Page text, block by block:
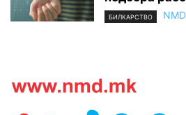
БИЛКАРСТВО NMD